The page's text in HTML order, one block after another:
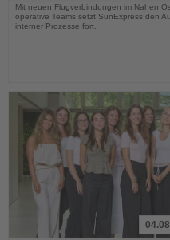
Mit neuen Flugverbindungen im Nahen
operative Teams setzt SunExpress den
interner Prozesse fort.